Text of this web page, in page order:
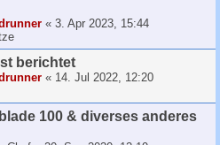
« 3. Apr 2023, 15:44
berichtet
« 14. Jul 2022, 12:20
100 & diverses anderes